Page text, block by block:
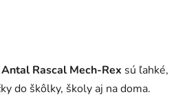
Rascal Mech-Rex sú ľahké,
do škôlky, školy aj na doma.